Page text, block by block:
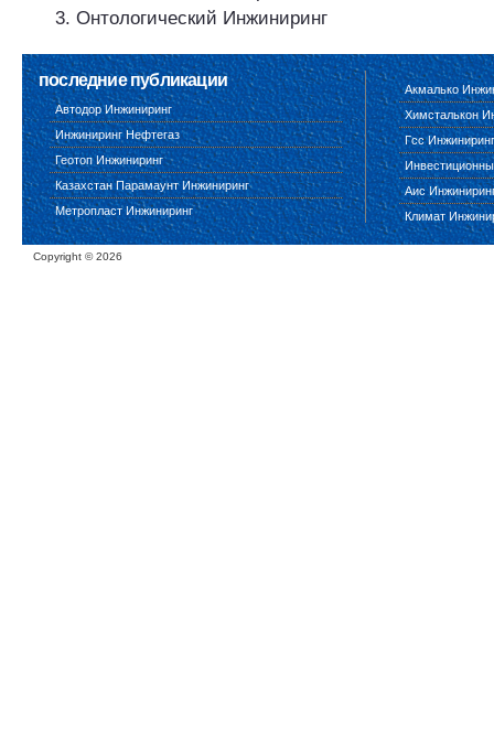
Онтологический Инжиниринг
последние публикации
Автодор Инжиниринг
Инжиниринг Нефтегаз
Геотоп Инжиниринг
Казахстан Парамаунт Инжиниринг
Метропласт Инжиниринг
Акмалько
Химсталькон
Гсс Инжиниринг
Аис
Климат
Copyright ©2026